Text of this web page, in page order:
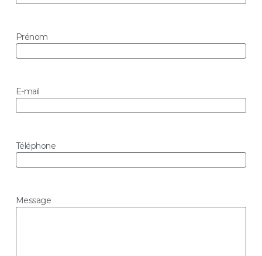
Prénom
E-mail
Téléphone
Message